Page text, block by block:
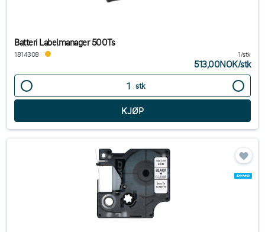
Batteri Labelmanager 500Ts
1814308 1/stk
513,00NOK/stk
stk